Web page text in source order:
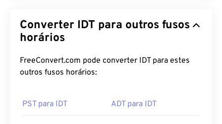
Converter IDT para outros fusos
horários
FreeConvert.com pode converter IDT para estes
outros fusos horários:
PST para IDT ADT para IDT